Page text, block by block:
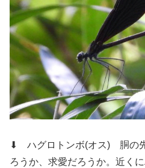
⬇ ハグロトンボ(オス)
胴の
ろうか、求愛だろうか。近く